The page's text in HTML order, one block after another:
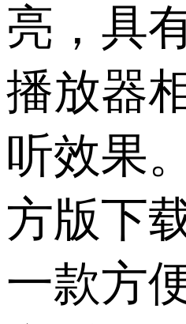
亮，具
播放器
听效果
方版下
一款方